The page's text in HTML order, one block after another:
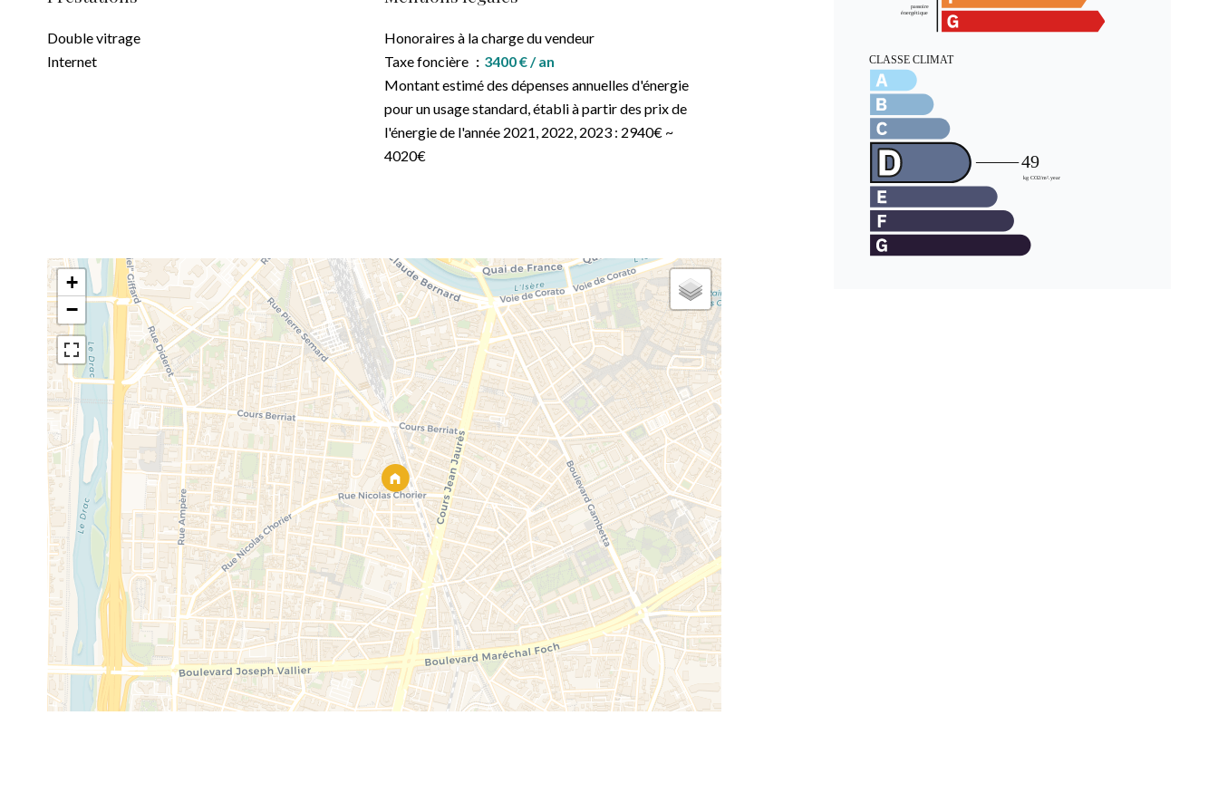
Double vitrage
Internet
Honoraires à la charge du vendeur
Taxe foncière
3400 € / an
Montant estimé des dépenses annuelles d'énergie
pour un usage standard, établi à partir des prix de
l'énergie de l'année 2021, 2022, 2023 : 2940€ ~
4020€
+
−